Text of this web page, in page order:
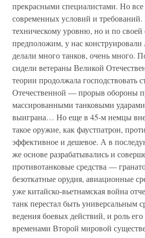
прекрасными специалистами. Но все
современных условий и требований.
техническому уровню, но и по своей
предположим, у нас
делали много танков, очень много.
сидели ветераны Великой
теории продолжала господствовать
Отечественной — прорыв обороны
массированными танковыми
выиграна… Но еще в 45-м немцы
такое оружие, как фаустпатрон,
эффективное и дешевое. А в
же основе разрабатывались и
противотанковые средства —
безоткатные орудия, авиационные
уже китайско-вьетнамская война
танк перестал быть универсальным
ведения боевых действий, и роль
временами Второй мировой